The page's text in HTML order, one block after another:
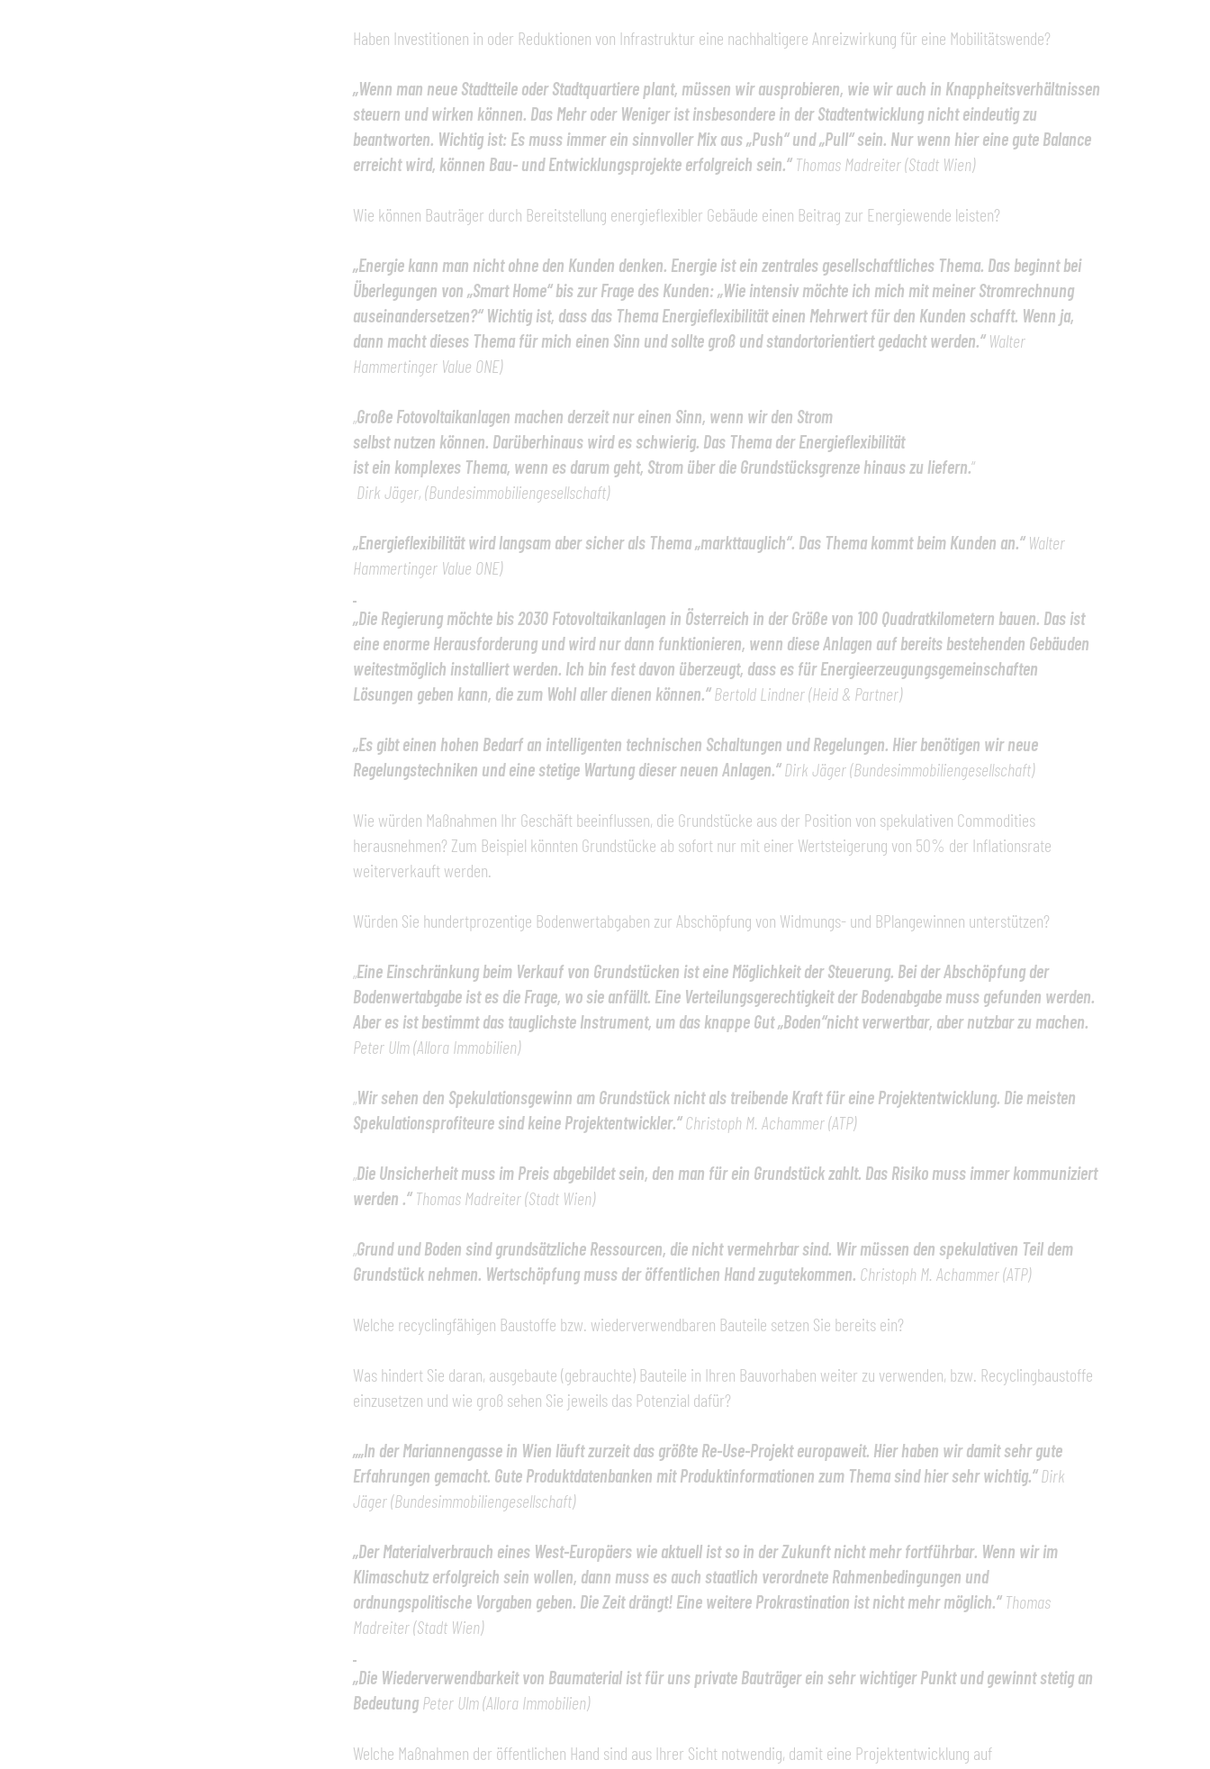
Haben Investitionen in oder Reduktionen von Infrastruktur eine nachhaltigere Anreizwirkung für eine Mobilitätswende?
„Wenn man neue Stadtteile oder Stadtquartiere plant, müssen wir ausprobieren, wie wir auch in Knappheitsverhältnissen
steuern und wirken können. Das Mehr oder Weniger ist insbesondere in der Stadtentwicklung nicht eindeutig zu
beantworten. Wichtig ist: Es muss immer ein sinnvoller Mix aus „Push“ und „Pull“ sein. Nur wenn hier eine gute Balance
erreicht wird, können Bau- und Entwicklungsprojekte erfolgreich sein.“ Thomas Madreiter (Stadt Wien)
Wie können Bauträger durch Bereitstellung energieflexibler Gebäude einen Beitrag zur Energiewende leisten?
„Energie kann man nicht ohne den Kunden denken. Energie ist ein zentrales gesellschaftliches Thema. Das beginnt bei
Überlegungen von „Smart Home“ bis zur Frage des Kunden: „Wie intensiv möchte ich mich mit meiner Stromrechnung
auseinandersetzen?“ Wichtig ist, dass das Thema Energieflexibilität einen Mehrwert für den Kunden schafft. Wenn ja,
dann macht dieses Thema für mich einen Sinn und sollte groß und standortorientiert gedacht werden.“ Walter
Hammertinger Value ONE)
„Große Fotovoltaikanlagen machen derzeit nur einen Sinn, wenn wir den Strom
selbst nutzen können. Darüberhinaus wird es schwierig. Das Thema der Energieflexibilität
ist ein komplexes Thema, wenn es darum geht, Strom über die Grundstücksgrenze hinaus zu liefern.“
Dirk Jäger, (Bundesimmobiliengesellschaft)
„Energieflexibilität wird langsam aber sicher als Thema „markttauglich“. Das Thema kommt beim Kunden an.“ Walter
Hammertinger Value ONE)
„Die Regierung möchte bis 2030 Fotovoltaikanlagen in Österreich in der Größe von 100 Quadratkilometern bauen. Das ist
eine enorme Herausforderung und wird nur dann funktionieren, wenn diese Anlagen auf bereits bestehenden Gebäuden
weitestmöglich installiert werden. Ich bin fest davon überzeugt, dass es für Energieerzeugungsgemeinschaften
Lösungen geben kann, die zum Wohl aller dienen können.“Bertold Lindner (Heid & Partner)
„Es gibt einen hohen Bedarf an intelligenten technischen Schaltungen und Regelungen. Hier benötigen wir neue
Regelungstechniken und eine stetige Wartung dieser neuen Anlagen.“Dirk Jäger (Bundesimmobiliengesellschaft)
Wie würden Maßnahmen Ihr Geschäft beeinflussen, die Grundstücke aus der Position von spekulativen Commodities
herausnehmen? Zum Beispiel könnten Grundstücke ab sofort nur mit einer Wertsteigerung von 50% der Inflationsrate
weiterverkauft werden.
Würden Sie hundertprozentige Bodenwertabgaben zur Abschöpfung von Widmungs- und BPlangewinnen unterstützen?
„Eine Einschränkung beim Verkauf von Grundstücken ist eine Möglichkeit der Steuerung. Bei der Abschöpfung der
Bodenwertabgabe ist es die Frage, wo sie anfällt. Eine Verteilungsgerechtigkeit der Bodenabgabe muss gefunden werden.
Aber es ist bestimmt das tauglichste Instrument, um das knappe Gut „Boden“nicht verwertbar, aber nutzbar zu machen.
Peter Ulm (Allora Immobilien)
„Wir sehen den Spekulationsgewinn am Grundstück nicht als treibende Kraft für eine Projektentwicklung. Die meisten
Spekulationsprofiteure sind keine Projektentwickler.“ Christoph M. Achammer (ATP)
„Die Unsicherheit muss im Preis abgebildet sein, den man für ein Grundstück zahlt. Das Risiko muss immer kommuniziert
werden .“ Thomas Madreiter (Stadt Wien)
„Grund und Boden sind grundsätzliche Ressourcen, die nicht vermehrbar sind. Wir müssen den spekulativen Teil dem
Grundstück nehmen. Wertschöpfung muss der öffentlichen Hand zugutekommen. Christoph M. Achammer (ATP)
Welche recyclingfähigen Baustoffe bzw. wiederverwendbaren Bauteile setzen Sie bereits ein?
Was hindert Sie daran, ausgebaute (gebrauchte) Bauteile in Ihren Bauvorhaben weiter zu verwenden, bzw. Recyclingbaustoffe
einzusetzen und wie groß sehen Sie jeweils das Potenzial dafür?
„„In der Mariannengasse in Wien läuft zurzeit das größte Re-Use-Projekt europaweit. Hier haben wir damit sehr gute
Erfahrungen gemacht. Gute Produktdatenbanken mit Produktinformationen zum Thema sind hier sehr wichtig.“Dirk
Jäger (Bundesimmobiliengesellschaft)
„Der Materialverbrauch eines West-Europäers wie aktuell ist so in der Zukunft nicht mehr fortführbar. Wenn wir im
Klimaschutz erfolgreich sein wollen, dann muss es auch staatlich verordnete Rahmenbedingungen und
ordnungspolitische Vorgaben geben. Die Zeit drängt! Eine weitere Prokrastination ist nicht mehr möglich.“ Thomas
Madreiter (Stadt Wien)
„Die Wiederverwendbarkeit von Baumaterial ist für uns private Bauträger ein sehr wichtiger Punkt und gewinnt stetig an
Bedeutung Peter Ulm (Allora Immobilien)
Welche Maßnahmen der öffentlichen Hand sind aus Ihrer Sicht notwendig, damit eine Projektentwicklung auf